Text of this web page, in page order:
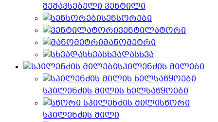
შემავსებელი ვენტილი
სენსორები
ვენტილატორი
მანომეტრი
სხვადასხვა
სპილენძის მილები
სპილენძის მილის ხელსაწყოები
სწორი
სპილენძის მილი